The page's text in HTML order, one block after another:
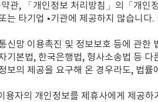
관, 「개인정보 처리방침」의「개인
타기업 •기관에 제공하지 않습니다
망 이용촉진 및 정보보호 등에 관
본법, 한국은행법, 형사소송법 등
보의 제공을 요구해 온 경우라도, 법
자의 개인정보를 제휴사에게 제공